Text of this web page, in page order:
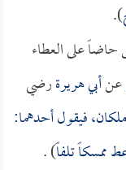
).
حاضاً على العطاء
عنأبي هريرةرضي
فيقول أحدهما:
ممسكاً تلفاً) .